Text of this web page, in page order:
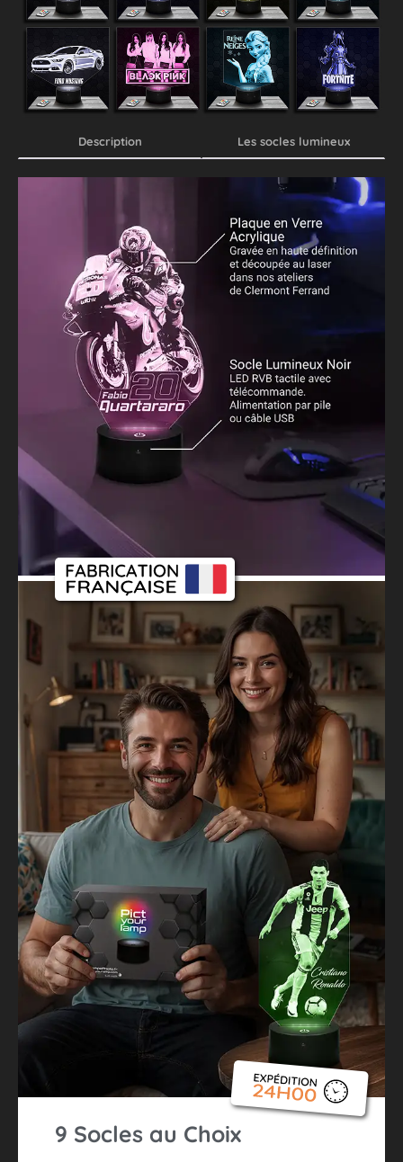
Description Les socles lumineux
9 Socles au Choix